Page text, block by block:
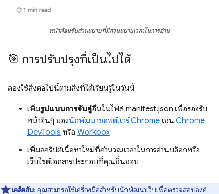
หน้าต้อนรับส่วนขยายที่มีส่วนขยายเวลาในการอ่าน
🎯 การปรับปรุงที่เป็นไปได้
ลองใช้สิ่งต่อไปนี้ตามสิ่งที่ได้เรียนรู้ในวันนี้
เพิ่มรูปแบบการจับคู่อื่นในไฟล์ manifest.json เพื่อรองรับ
หน้าอื่นๆ ของนักพัฒนาซอฟต์แวร์ Chrome เช่น Chrome
DevTools หรือ Workbox
เพิ่มสคริปต์เนื้อหาใหม่ที่คำนวณเวลาในการอ่านบล็อกหรือ
เว็บไซต์เอกสารประกอบที่คุณชื่นชอบ
เคล็ดลับ: คุณสามารถใช้เครื่องมือสําหรับนักพัฒนาเว็บเพื่อตรวจสอบองค์